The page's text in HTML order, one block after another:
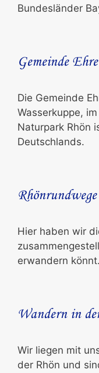
Bundesländer
Gemeinde
Die Gemeinde
Wasserkuppe,
Naturpark Rhön
Deutschlands.
Hier haben wir
erwandern könnt.
Wandern in
Wir liegen mit
der Rhön und